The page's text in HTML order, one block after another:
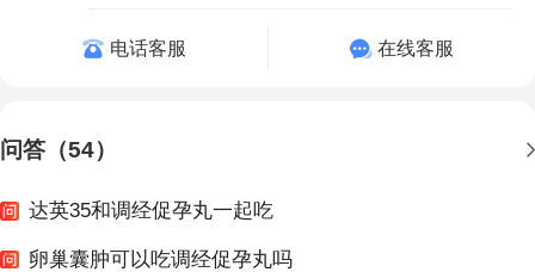
电话客服 在线客服
问答（54）
达英35和调经促孕丸一起吃
卵巢囊肿可以吃调经促孕丸吗